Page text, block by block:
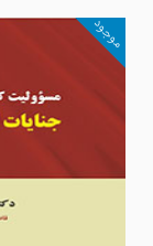
موجود